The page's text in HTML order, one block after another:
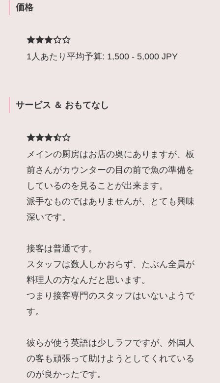
価格
1人あたり平均予算: 1,500 - 5,000 JPY
サービス ＆ おもてなし
メインの厨房はお店の奥にありますが、板
前さんがカウンターの目の前で魚の準備を
しているのを見ることが出来ます。
派手なものではありませんが、とても興味
深いです。
接客は普通です。
スタッフは数人しかおらず、たぶん全員が
料理人の方なんだと思います。
つまり接客専門のスタッフはいないようで
す。
彼らが使う英語は少しラフですが、外国人
の客も頑張って助けようとしてくれている
のが良かったです。